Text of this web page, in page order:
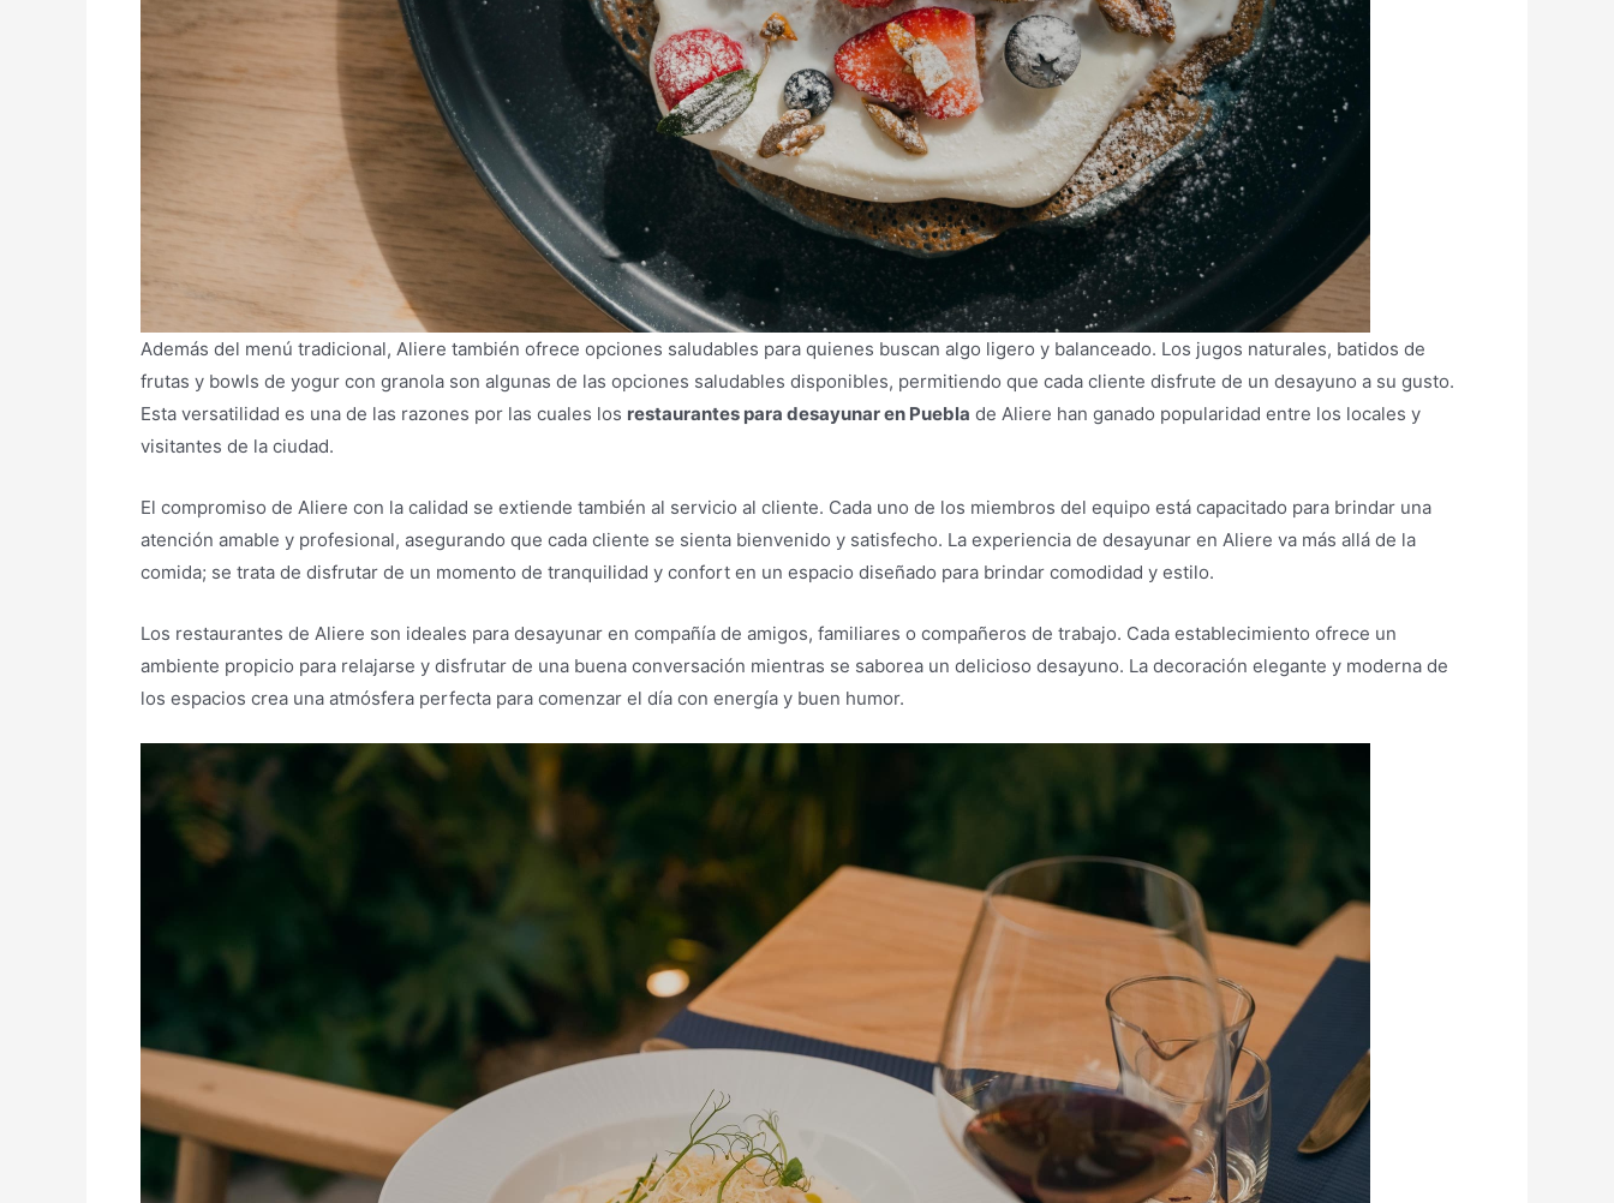
Además del menú tradicional, Aliere también ofrece opciones saludables para quienes buscan algo ligero y balanceado. Los jugos naturales, batidos de
frutas y bowls de yogur con granola son algunas de las opciones saludables disponibles, permitiendo que cada cliente disfrute de un desayuno a su gusto.
Esta versatilidad es una de las razones por las cuales los restaurantes para desayunar en Puebla de Aliere han ganado popularidad entre los locales y
visitantes de la ciudad.
El compromiso de Aliere con la calidad se extiende también al servicio al cliente. Cada uno de los miembros del equipo está capacitado para brindar una
atención amable y profesional, asegurando que cada cliente se sienta bienvenido y satisfecho. La experiencia de desayunar en Aliere va más allá de la
comida; se trata de disfrutar de un momento de tranquilidad y confort en un espacio diseñado para brindar comodidad y estilo.
Los restaurantes de Aliere son ideales para desayunar en compañía de amigos, familiares o compañeros de trabajo. Cada establecimiento ofrece un
ambiente propicio para relajarse y disfrutar de una buena conversación mientras se saborea un delicioso desayuno. La decoración elegante y moderna de
los espacios crea una atmósfera perfecta para comenzar el día con energía y buen humor.